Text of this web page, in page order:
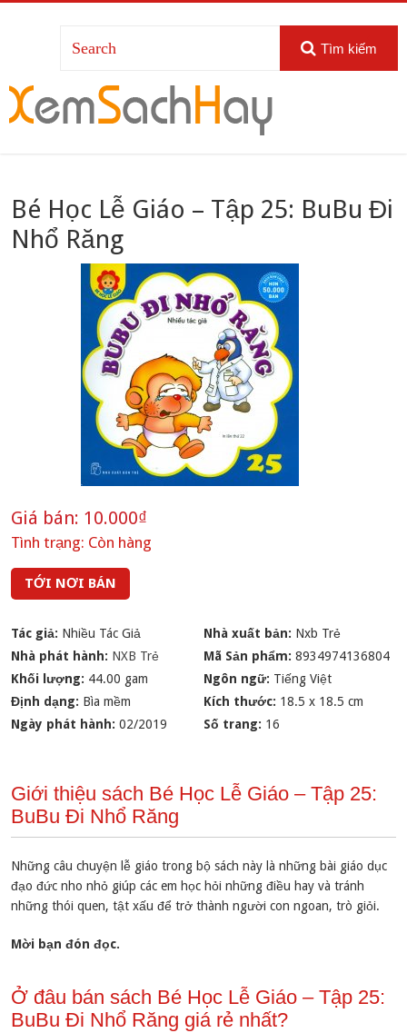
Tìm kiếm
Bé Học Lễ Giáo – Tập 25: BuBu Đi
Nhổ Răng
Giá bán: 10.000₫
Tình trạng: Còn hàng
TỚI NƠI BÁN
Tác giả: Nhiều Tác Giả Nhà xuất bản: Nxb Trẻ
Nhà phát hành: NXB Trẻ Mã Sản phẩm: 8934974136804
Khối lượng: 44.00 gam Ngôn ngữ: Tiếng Việt
Định dạng: Bìa mềm Kích thước: 18.5 x 18.5 cm
Ngày phát hành:02/2019 Số trang: 16
Giới thiệu sách Bé Học Lễ Giáo – Tập 25:
BuBu Đi Nhổ Răng
Những câu chuyện lễ giáo trong bộ sách này là những bài giáo dục
đạo đức nho nhỏ giúp các em học hỏi những điều hay và tránh
những thói quen, tật xấu để trở thành người con ngoan, trò giỏi.
Mời bạn đón đọc.
Ở đâu bán sách Bé Học Lễ Giáo – Tập 25:
BuBu Đi Nhổ Răng giá rẻ nhất?